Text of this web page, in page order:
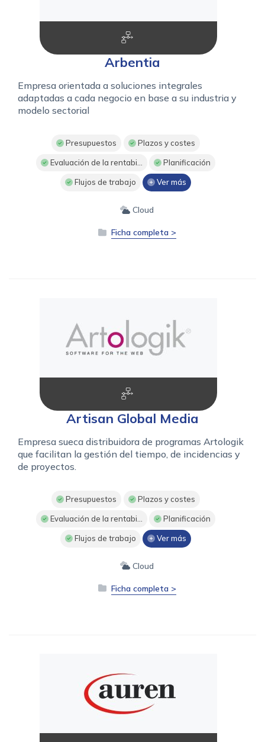
Arbentia
Empresa orientada a soluciones integrales
adaptadas a cada negocio en base a su industria y
modelo sectorial
Presupuestos Plazos y costes
Evaluación de la rentabi... Planificación
Flujos de trabajo Ver más
Cloud
Ficha completa >
Artisan Global Media
Empresa sueca distribuidora de programas Artologik
que facilitan la gestión del tiempo, de incidencias y
de proyectos.
Presupuestos Plazos y costes
Evaluación de la rentabi... Planificación
Flujos de trabajo Ver más
Cloud
Ficha completa >